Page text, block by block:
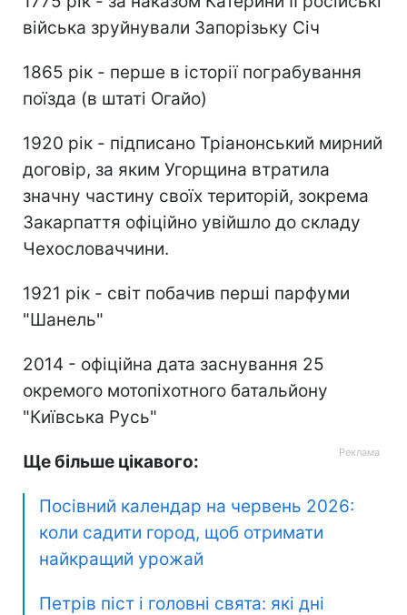
війська зруйнували Запорізьку Січ
1865 рік - перше в історії пограбування
поїзда (в штаті Огайо)
1920 рік - підписано Тріанонський мирний
договір, за яким Угорщина втратила
значну частину своїх територій, зокрема
Закарпаття офіційно увійшло до складу
Чехословаччини.
1921 рік - світ побачив перші парфуми
"Шанель"
2014 - офіційна дата заснування 25
окремого мотопіхотного батальйону
"Київська Русь"
Ще більше цікавого:
Посівний календар на червень 2026:
коли садити город, щоб отримати
найкращий урожай
Петрів піст і головні свята: які дні